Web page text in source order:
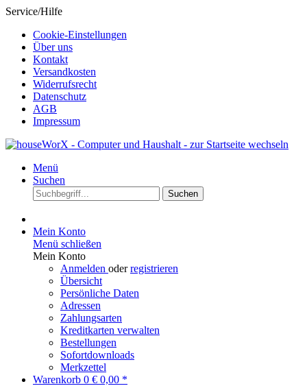
Service/Hilfe
Cookie-Einstellungen
Über uns
Kontakt
Versandkosten
Widerrufsrecht
Datenschutz
AGB
Impressum
Menü
Suchen
Suchen
Mein Konto
Menü schließen
Mein Konto
Anmelden oderregistrieren
Übersicht
Persönliche Daten
Adressen
Zahlungsarten
Kreditkarten verwalten
Bestellungen
Sofortdownloads
Merkzettel
Warenkorb 0 € 0,00 *